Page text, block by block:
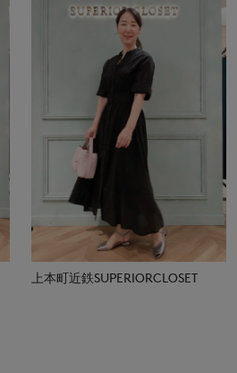
上本町近鉄SUPERIORCLOSET